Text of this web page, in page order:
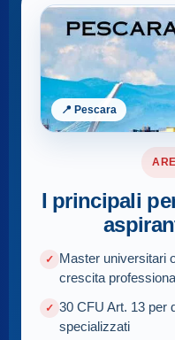
📍 Pescara
I principali
Master universitari
crescita
30 CFU Art. 13 per
specializzati